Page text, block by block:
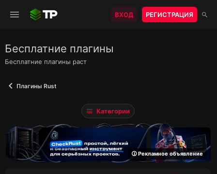
ВХОД РЕГИСТРАЦИЯ
Бесплатние плагины
Бесплатние плагины раст
Плагины Rust
Категории
🛈 Рекламное объявление